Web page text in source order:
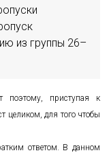
из группы 26–
поэтому, приступая к
целиком, для того чтобы
ответом. В данном